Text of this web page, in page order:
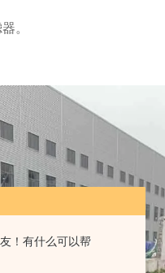
！有什么可以帮
。